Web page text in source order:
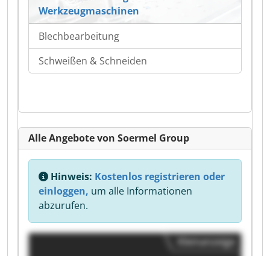
Werkzeugmaschinen
Blechbearbeitung
Schweißen & Schneiden
Alle Angebote von Soermel Group
Hinweis: Kostenlos registrieren oder
einloggen, um alle Informationen
abzurufen.
Kleinanzeige